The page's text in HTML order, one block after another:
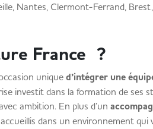
Nantes, Clermont-Ferrand,
France ?
unique d’intégrer une
investit dans la formation de ses
ambition. En plus d’un
dans un environnement qui